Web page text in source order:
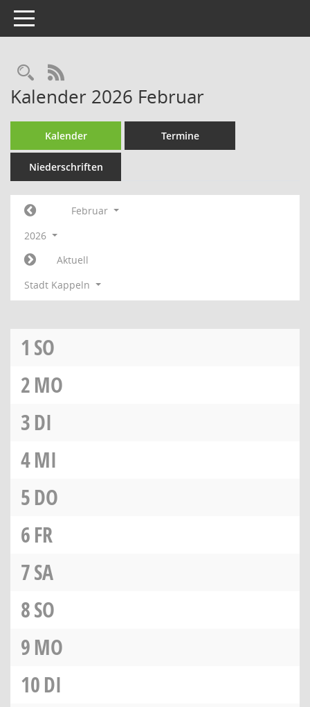
Toggle navigation
Rechercheauswahl
RSS-Feed
Kalender 2026 Februar
Kalender Termine
Niederschriften
Februar
2026
Aktuell
Stadt Kappeln
1 SO
2MO
3DI
4MI
5DO
6FR
7SA
8SO
9MO
10DI